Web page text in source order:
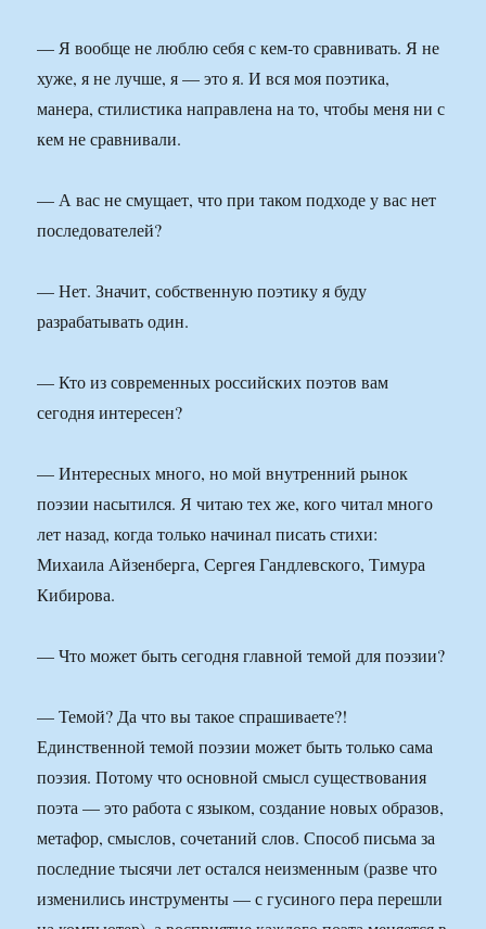
— Я вообще не люблю себя с кем-то сравнивать. Я не
хуже, я не лучше, я — это я. И вся моя поэтика,
манера, стилистика направлена на то, чтобы меня ни с
кем не сравнивали.
— А вас не смущает, что при таком подходе у вас нет
последователей?
— Нет. Значит, собственную поэтику я буду
разрабатывать один.
— Кто из современных российских поэтов вам
сегодня интересен?
— Интересных много, но мой внутренний рынок
поэзии насытился. Я читаю тех же, кого читал много
лет назад, когда только начинал писать стихи:
Михаила Айзенберга, Сергея Гандлевского, Тимура
Кибирова.
— Что может быть сегодня главной темой для поэзии?
— Темой? Да что вы такое спрашиваете?!
Единственной темой поэзии может быть только сама
поэзия. Потому что основной смысл существования
поэта — это работа с языком, создание новых образов,
метафор, смыслов, сочетаний слов. Способ письма за
последние тысячи лет остался неизменным (разве что
изменились инструменты — с гусиного пера перешли